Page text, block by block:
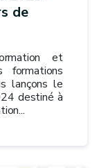
de
et
formations
lançons le
destiné à